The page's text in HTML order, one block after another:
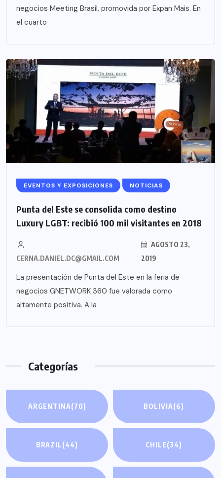
negocios Meeting Brasil, promovida por Expan Mais. En
el cuarto
EVENTOS Y EXPOSICIONES NOTICIAS
Punta del Este se consolida como destino
Luxury LGBT: recibió 100 mil visitantes en 2018
CERNA.DANIEL.DC@GMAIL.COM
AGOSTO 23,
2019
La presentación de Punta del Este en la feria de
negocios GNETWORK 360 fue valorada como
altamente positiva. A la
Categorías
ARGENTINA(70) BOLIVIA(6)
BRAZIL(44) CHILE(34)